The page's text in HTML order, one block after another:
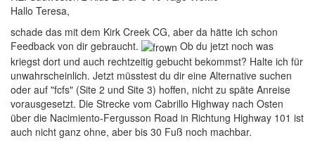
Hallo Teresa,
schade das mit dem Kirk Creek CG, aber da hätte ich schon
Feedback von dir gebraucht.
Ob du jetzt noch was
kriegst dort und auch rechtzeitig gebucht bekommst? Halte ich für
unwahrscheinlich. Jetzt müsstest du dir eine Alternative suchen
oder auf "fcfs" (Site 2 und Site 3) hoffen, nicht zu späte Anreise
vorausgesetzt. Die Strecke vom Cabrillo Highway nach Osten
über die Nacimiento-Fergusson Road in Richtung Highway 101 ist
auch nicht ganz ohne, aber bis 30 Fuß noch machbar.